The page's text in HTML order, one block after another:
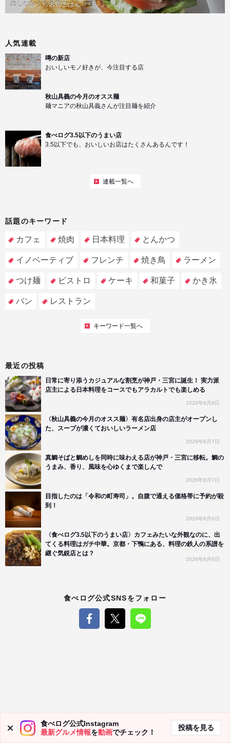
楽しむおうち名店ごはん PR
人気連載
噂の新店
おいしいモノ好きが、今注目する店
秋山具義の今月のオスス麺
麺マニアの秋山具義さんが注目麺を紹介
食べログ3.5以下のうまい店
3.5以下でも、おいしいお店はたくさんあるんです！
連載一覧へ
話題のキーワード
カフェ 焼肉 日本料理 とんかつ
イノベーティブ フレンチ 焼き鳥 ラーメン
つけ麺 ビストロ ケーキ 和菓子 かき氷
パン レストラン
キーワード一覧へ
最近の投稿
日常に寄り添うカジュアルな割烹が神戸・三宮に誕生！ 実力派
店主による日本料理をコースでもアラカルトでも楽しめる
2026年8月8日
〈秋山具義の今月のオスス麺〉有名店出身の店主がオープンし
た、スープが濃くておいしいラーメン店
2026年8月7日
真鯛そばと鯛めしを同時に味わえる店が神戸・三宮に移転。鯛の
うまみ、香り、風味を心ゆくまで楽しんで
2026年8月7日
目指したのは「令和の町寿司」。自腹で通える価格帯に予約が殺
到！
2026年8月6日
〈食べログ3.5以下のうまい店〉カフェみたいな外観なのに、出
てくる料理はガチ中華。京都・下鴨にある、料理の鉄人の系譜を
継ぐ気鋭店とは？
2026年8月6日
食べログ公式SNSをフォロー
食べログ公式Instagram
最新グルメ情報を動画でチェック！
投稿を見る